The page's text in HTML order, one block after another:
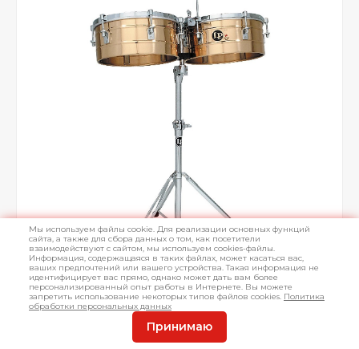
Мы используем файлы cookie. Для реализации основных функций
сайта, а также для сбора данных о том, как посетители
взаимодействуют с сайтом, мы используем cookies-файлы.
Информация, содержащаяся в таких файлах, может касаться вас,
ваших предпочтений или вашего устройства. Такая информация не
идентифицирует вас прямо, однако может дать вам более
персонализированный опыт работы в Интернете. Вы можете
запретить использование некоторых типов файлов cookies. Политика
обработки персональных данных
Принимаю